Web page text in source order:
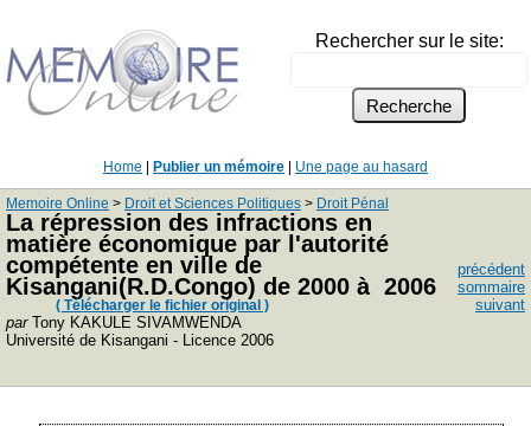
Rechercher sur le site:
Home Publier un mémoire Une page au hasard
Memoire Online > Droit et Sciences Politiques > Droit Pénal
La répression des infractions en
matière économique par l'autorité
compétente en ville de
Kisangani(R.D.Congo) de 2000 à 2006
( Télécharger le fichier original )
parTony KAKULE SIVAMWENDA
Université de Kisangani - Licence 2006
précédent
sommaire
suivant